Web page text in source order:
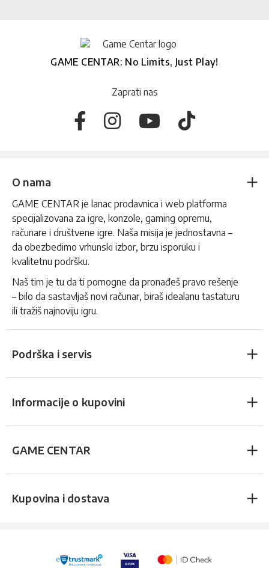
GAME CENTAR: No Limits, Just Play!
Zaprati nas
O nama
GAME CENTAR je lanac prodavnica i web platforma
specijalizovana za igre, konzole, gaming opremu,
računare i društvene igre. Naša misija je jednostavna –
da obezbedimo vrhunski izbor, brzu isporuku i
kvalitetnu podršku.
Naš tim je tu da ti pomogne da pronađeš pravo rešenje
– bilo da sastavljaš novi računar, biraš idealanu tastaturu
ili tražiš najnoviju igru.
Podrška i servis
Informacije o kupovini
GAME CENTAR
Kupovina i dostava